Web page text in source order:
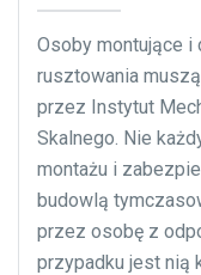
Osoby montujące i
rusztowania
przez Instytut
Skalnego. Nie
montażu i
budowlą
przez osobę z
przypadku jest nią